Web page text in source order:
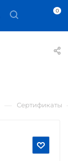
0
Сертификаты